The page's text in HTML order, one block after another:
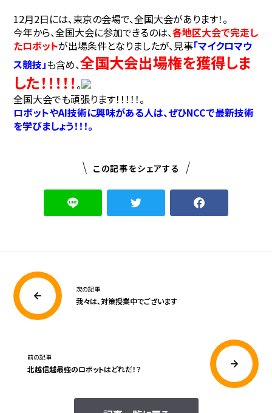
12月2日には、東京の会場で、全国大会があります！。
今年から、全国大会に参加できるのは、各地区大会で完走し
たロボットが出場条件となりましたが、見事「マイクロマウ
ス競技」も含め、全国大会出場権を獲得しま
した！！！！！ 。
全国大会でも頑張ります！！！！！。
ロボットやAI技術に興味がある人は、ぜひNCCで最新技術
を学びましょう！！！。
この記事をシェアする
次の記事
我々は、対策授業中でございます
前の記事
北越信越最強のロボットはどれだ！？